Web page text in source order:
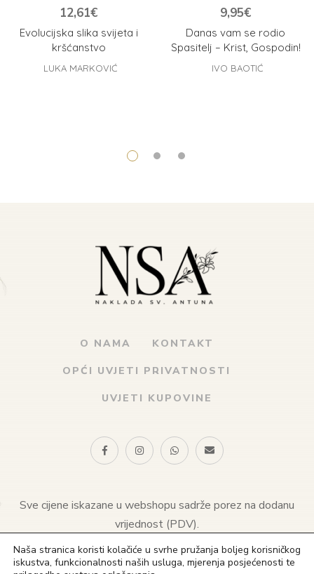
Evolucijska slika svijeta i
kršćanstvo
12,61€
LUKA MARKOVIĆ
Danas vam se rodio
Spasitelj – Krist, Gospodin!
9,95€
IVO BAOTIĆ
O NAMA KONTAKT
OPĆI UVJETI PRIVATNOSTI
UVJETI KUPOVINE
Sve cijene iskazane u webshopu sadrže porez na dodanu
vrijednost (PDV).
© 2021 Naklada sv. Antuna. Sva prava pridržana
Naša stranica koristi kolačiće u svrhe pružanja boljeg korisničkog
iskustva, funkcionalnosti naših usluga, mjerenja posjećenosti te